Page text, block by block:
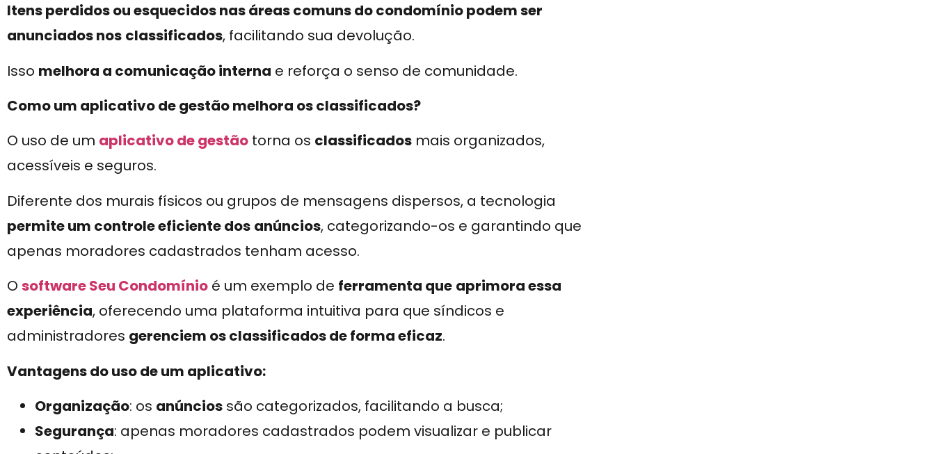
Itens perdidos ou esquecidos nas áreas comuns do condomínio podem ser
anunciados nos classificados, facilitando sua devolução.
Isso melhora a comunicação interna e reforça o senso de comunidade.
Como um aplicativo de gestão melhora os classificados?
O uso de um aplicativo de gestão torna os classificados mais organizados,
acessíveis e seguros.
Diferente dos murais físicos ou grupos de mensagens dispersos, a tecnologia
permite um controle eficiente dos anúncios, categorizando-os e garantindo que
apenas moradores cadastrados tenham acesso.
O software Seu Condomínio é um exemplo de ferramenta que aprimora essa
experiência, oferecendo uma plataforma intuitiva para que síndicos e
administradores gerenciem os classificados de forma eficaz.
Vantagens do uso de um aplicativo:
Organização: os anúncios são categorizados, facilitando a busca;
Segurança: apenas moradores cadastrados podem visualizar e publicar